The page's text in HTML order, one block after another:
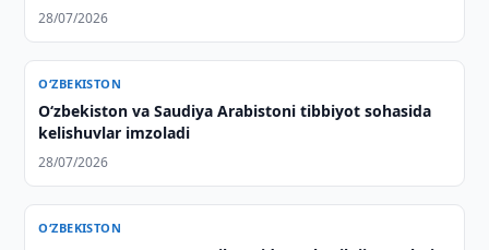
28/07/2026
O‘ZBEKISTON
Oʻzbekiston va Saudiya Arabistoni tibbiyot sohasida
kelishuvlar imzoladi
28/07/2026
O‘ZBEKISTON